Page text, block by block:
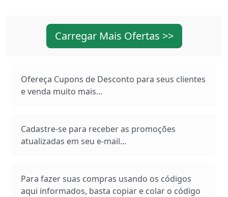
Carregar Mais Ofertas >>
Ofereça Cupons de Desconto para seus clientes
e venda muito mais...
Cadastre-se para receber as promoções
atualizadas em seu e-mail...
Para fazer suas compras usando os códigos
aqui informados, basta copiar e colar o código